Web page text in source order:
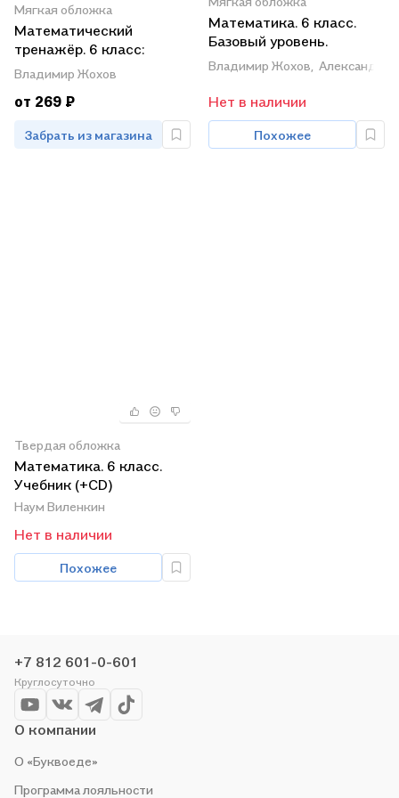
Мягкая обложка
Математический
тренажёр. 6 класс:
пособие для учителей и
учащихся / 4-е изд., стер.
Владимир Жохов
от 269 ₽
Забрать из магазина
Математика. 6 класс.
Базовый уровень.
Учебное пособие. В пяти
частях. Часть 1 (для
слабовидящих
обучающихся). ФГОС
Владимир Жохов, Александр
Нет в наличии
Похожее
Твердая обложка
Математика. 6 класс.
Учебник (+CD)
Наум Виленкин
Нет в наличии
Похожее
+7 812 601-0-601
Круглосуточно
О компании
О «Буквоеде»
Программа лояльности